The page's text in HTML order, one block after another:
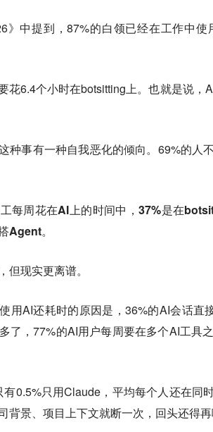
》中提到，87%的白领已经在工作中
花6.4个小时在botsitting上。也就是说，
种事有一种自我恶化的倾向。69%的人
每周花在AI上的时间中，37%是在
Agent。
但现实更离谱。
用AI还耗时的原因是，36%的AI会话直
了，77%的AI用户每周要在多个AI工具
0.5%只用Claude，平均每个人还在同
背景、项目上下文就断一次，回头还得再